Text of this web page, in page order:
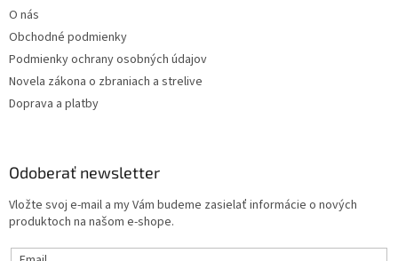
O nás
Obchodné podmienky
Podmienky ochrany osobných údajov
Novela zákona o zbraniach a strelive
Doprava a platby
Odoberať newsletter
Vložte svoj e-mail a my Vám budeme zasielať informácie o nových
produktoch na našom e-shope.